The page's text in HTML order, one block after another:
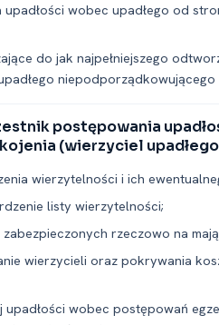
upadłości wobec upadłego od
do jak najpełniejszego
niepodporządkowującego
postępowania
(wierzyciel upadłego
wierzytelności i ich
listy wierzytelności;
rzeczowo na
wierzycieli oraz pokrywania
upadłości wobec postępowań